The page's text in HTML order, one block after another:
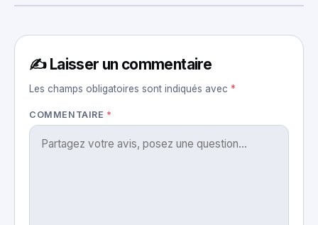
✍️ Laisser un commentaire
Les champs obligatoires sont indiqués avec *
COMMENTAIRE *